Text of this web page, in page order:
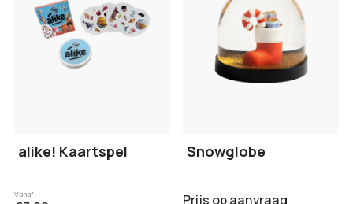
alike! Kaartspel
Vanaf
Snowglobe
Prijs op aanvraag